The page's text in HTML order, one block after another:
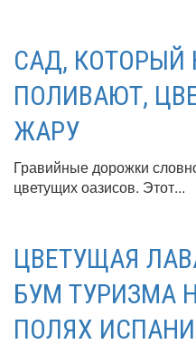
САД, КОТОРЫЙ
ПОЛИВАЮТ,
ЖАРУ
Гравийные дорожки
цветущих оазисов. Этот...
ЦВЕТУЩАЯ
БУМ ТУРИЗМА
ПОЛЯХ